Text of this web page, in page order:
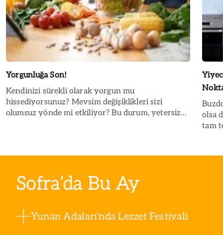
Yorgunluğa Son!
Kendinizi sürekli olarak yorgun mu
hissediyorsunuz? Mevsim değişiklikleri sizi
olumsuz yönde mi etkiliyor? Bu durum, yetersiz
olsa
tam
Sofra’da Bu Ay
Yunan Adaları'nda Lezzet Festivali